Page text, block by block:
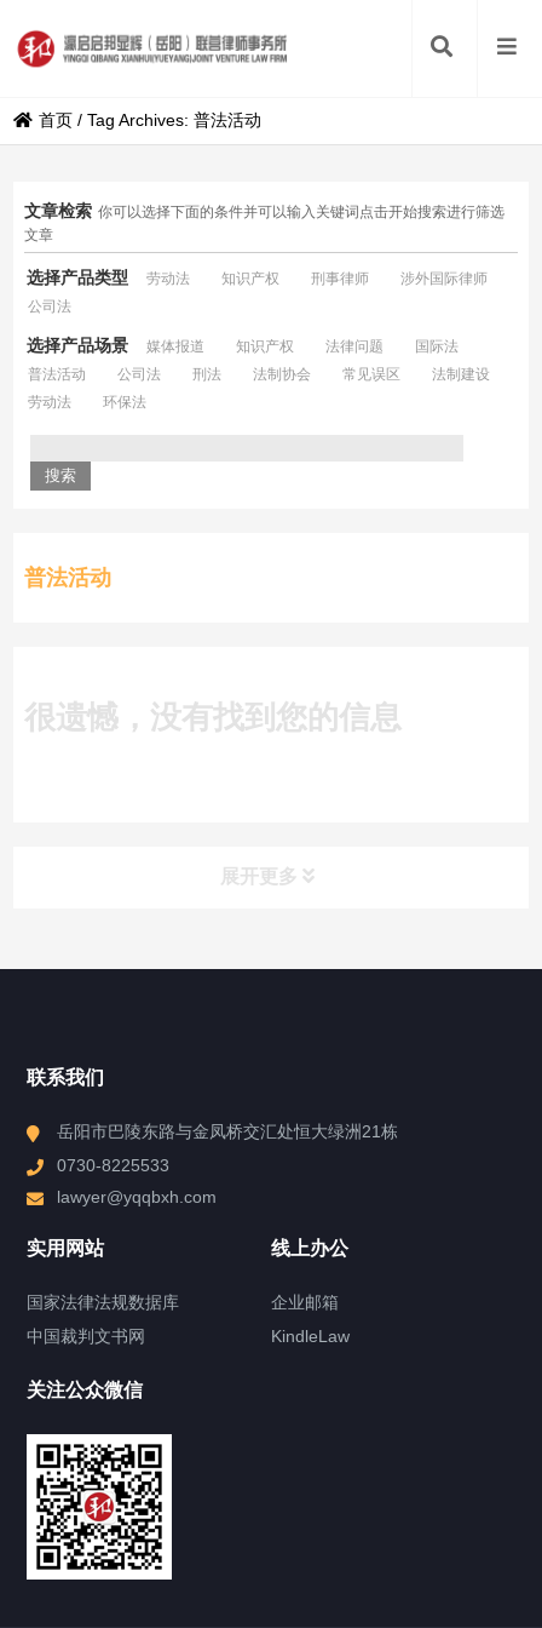
首页 /Tag Archives: 普法活动
文章检索 你可以选择下面的条件并可以输入关键词点击开始搜索进行筛选
文章
选择产品类型 劳动法 知识产权 刑事律师
涉外国际律师
公司法
选择产品场景 媒体报道 知识产权 法律问题
国际法
普法活动
公司法 刑法 法制协会 常见误区
法制建设
劳动法
环保法
普法活动
很遗憾，没有找到您的信息
展开更多
搜索
高端民商事诉讼服务项目
法律顾问服务项目
境外债发行和运营法律服务项目
基金债发行和运营法律服务项目
近期评论
您尚未收到任何评论。
产品分类
律师分类
涉外国际律师
联系我们
岳阳市巴陵东路与金凤桥交汇处恒大绿洲21栋
0730-8225533
lawyer@yqqbxh.com
实用网站
国家法律法规数据库
中国裁判文书网
线上办公
企业邮箱
KindleLaw
关注公众微信